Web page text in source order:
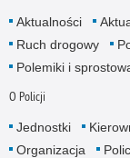
Aktualności
Ruch drogowy
Polemiki i
O Policji
Jednostki
Organizacja